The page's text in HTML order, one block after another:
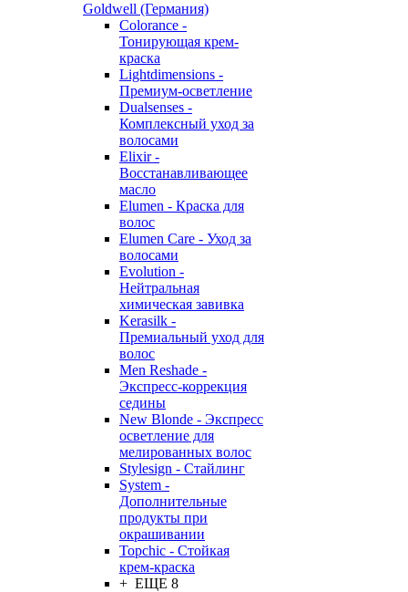
Goldwell (Германия)
Colorance -
Тонирующая крем-
краска
Lightdimensions -
Премиум-осветление
Dualsenses -
Комплексный уход за
волосами
Elixir -
Восстанавливающее
масло
Elumen - Краска для
волос
Elumen Care - Уход за
волосами
Evolution -
Нейтральная
химическая завивка
Kerasilk -
Премиальный уход для
волос
Men Reshade -
Экспресс-коррекция
седины
New Blonde - Экспресс
осветление для
мелированных волос
Stylesign - Стайлинг
System -
Дополнительные
продукты при
окрашивании
Topchic - Стойкая
крем-краска
+ ЕЩЕ 8